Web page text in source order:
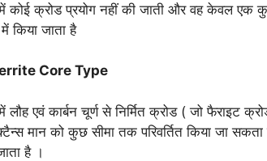
कोई क्रोड प्रयोग नहीं की जाती और वह केवल एक
किया जाता है
Core Type
एवं कार्बन चूर्ण से निर्मित क्रोड ( जो फैराइट
मान को कुछ सीमा तक परिवर्तित किया जा सकता
है ।